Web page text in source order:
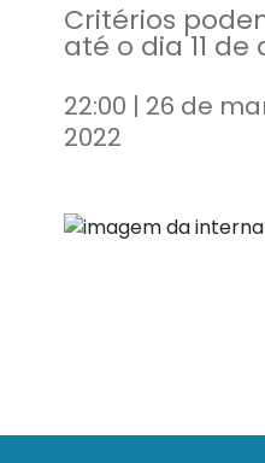
Critérios
até o dia 11 de
22:00 | 26 de
2022